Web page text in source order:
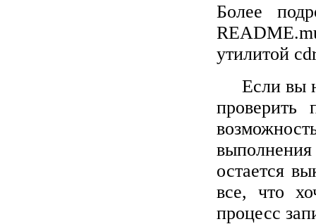
Более
README.
утилитой
Если вы
проверить
остается
все, что
процесс